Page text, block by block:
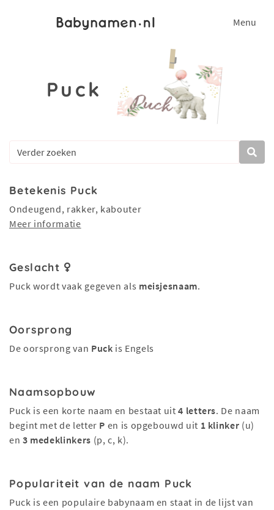
Menu
Puck
Betekenis Puck
Ondeugend, rakker, kabouter
Meer informatie
Geslacht
Puck wordt vaak gegeven als meisjesnaam.
Oorsprong
De oorsprong van Puck is Engels
Naamsopbouw
Puck is een korte naam en bestaat uit4 letters. De naam
begint met de letter P en is opgebouwd uit 1 klinker (u)
en 3 medeklinkers (p, c, k).
Populariteit van de naam Puck
Puck is een populaire babynaam en staat in de lijst van